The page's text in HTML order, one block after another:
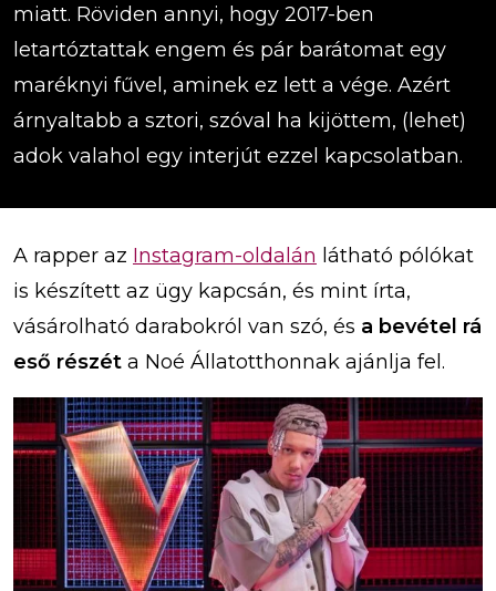
miatt. Röviden annyi, hogy 2017-ben
letartóztattak engem és pár barátomat egy
maréknyi fűvel, aminek ez lett a vége. Azért
árnyaltabb a sztori, szóval ha kijöttem, (lehet)
adok valahol egy interjút ezzel kapcsolatban.
A rapper az Instagram-oldalán látható pólókat
is készített az ügy kapcsán, és mint írta,
vásárolható darabokról van szó, és a bevétel rá
eső részét a Noé Állatotthonnak ajánlja fel.